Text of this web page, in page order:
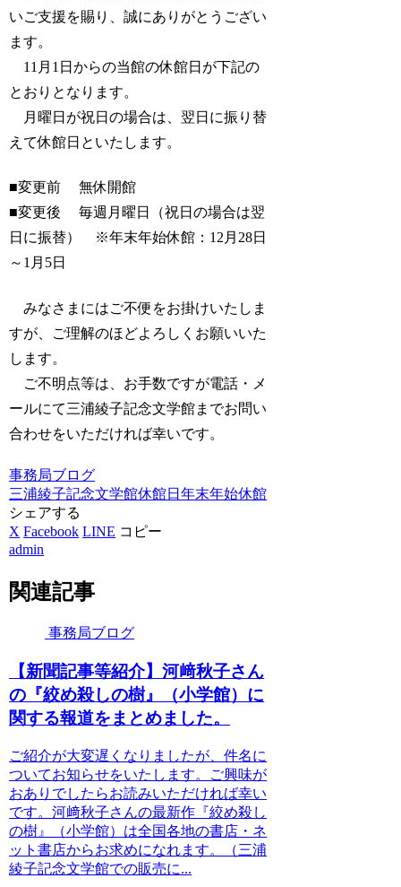
いご支援を賜り、誠にありがとうござい
ます。
11月1日からの当館の休館日が下記の
とおりとなります。
月曜日が祝日の場合は、翌日に振り替
えて休館日といたします。
■変更前 無休開館
■変更後 毎週月曜日（祝日の場合は翌
日に振替） ※年末年始休館：12月28日
～1月5日
みなさまにはご不便をお掛けいたしま
すが、ご理解のほどよろしくお願いいた
します。
ご不明点等は、お手数ですが電話・メ
ールにて三浦綾子記念文学館までお問い
合わせをいただければ幸いです。
事務局ブログ
三浦綾子記念文学館休館日年末年始休館
シェアする
X Facebook LINE コピー
admin
関連記事
事務局ブログ
【新聞記事等紹介】河﨑秋子さん
の『絞め殺しの樹』（小学館）に
関する報道をまとめました。
ご紹介が大変遅くなりましたが、件名に
ついてお知らせをいたします。ご興味が
おありでしたらお読みいただければ幸い
です。河﨑秋子さんの最新作『絞め殺し
の樹』（小学館）は全国各地の書店・ネ
ット書店からお求めになれます。（三浦
綾子記念文学館での販売に...